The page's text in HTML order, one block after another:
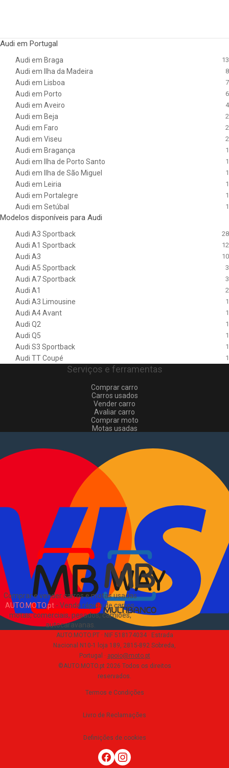
Audi em Portugal
Audi em Braga 13
Audi em Ilha da Madeira 8
Audi em Lisboa 7
Audi em Porto 6
Audi em Aveiro 4
Audi em Beja 2
Audi em Faro 2
Audi em Viseu 2
Audi em Bragança 1
Audi em Ilha de Porto Santo 1
Audi em Ilha de São Miguel 1
Audi em Leiria 1
Audi em Portalegre 1
Audi em Setúbal 1
Modelos disponíveis para Audi
Audi A3 Sportback 28
Audi A1 Sportback 12
Audi A3 10
Audi A5 Sportback 3
Audi A7 Sportback 3
Audi A1 2
Audi A3 Limousine 1
Audi A4 Avant 1
Audi Q2 1
Audi Q5 1
Audi S3 Sportback 1
Audi TT Coupé 1
Comprar e vender carros e motas usadas
AUTO.MOTO.pt- Venda rápida de carros,
motas, comerciais, pesados, camiões,
autocaravanas
Serviços e ferramentas
Comprar carro
Carros usados
Vender carro
Avaliar carro
Comprar moto
Motas usadas
Comerciais usados
Vender comerciais
Informações
Como comprar e vender
Pacotes de anúncios
Verificar VIN e matrícula
Sitemap
EN
Sobre Nós
AUTO.MOTO.PT · NIF 518174034 · Estrada
Nacional N10-1 loja 189, 2815-892 Sobreda,
Portugal · apoio@moto.pt
©AUTO.MOTO.pt 2026 Todos os direitos
reservados.
Termos e Condições
Livro de Reclamações
Definições de cookies